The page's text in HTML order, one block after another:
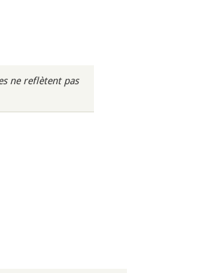
ne reflètent pas